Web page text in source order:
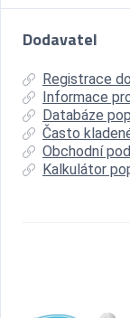
Dodavatel
Registrace
Informace
Databáze
Často
Obchodní
Kalkulátor